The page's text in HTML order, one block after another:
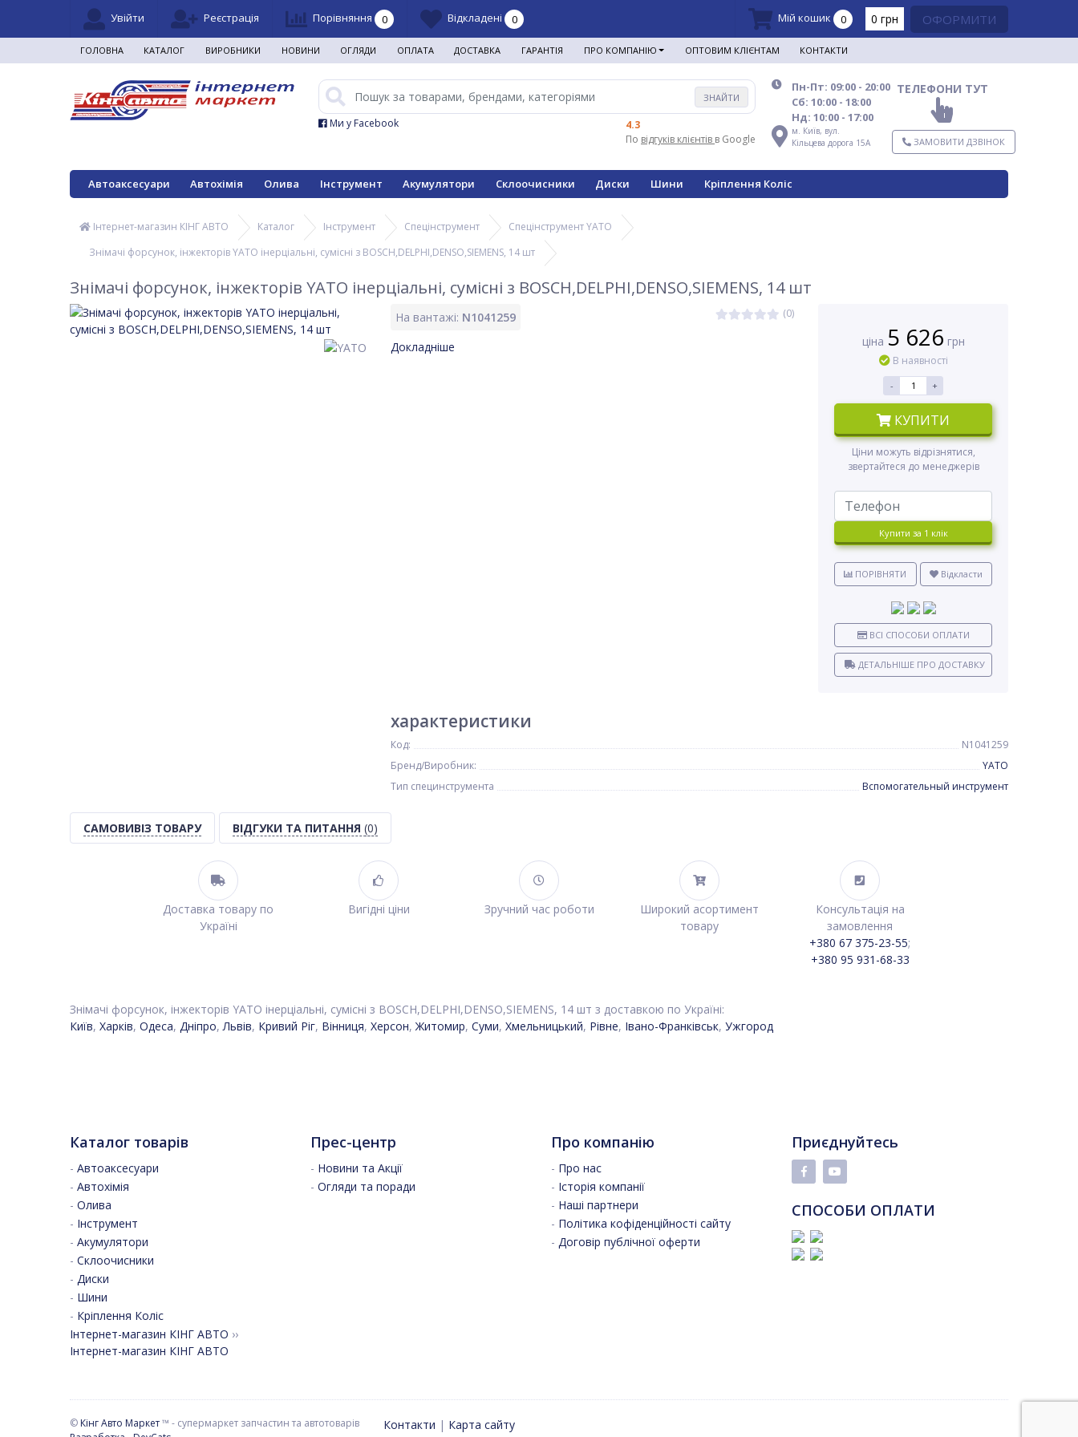
Увійти Реєстрація Порівняння 0 Відкладені 0 Мій кошик 0 0 грн ОФОРМИТИ
ГОЛОВНА КАТАЛОГ ВИРОБНИКИ НОВИНИ ОГЛЯДИ ОПЛАТА ДОСТАВКА ГАРАНТІЯ ПРО КОМПАНІЮ ОПТОВИМ КЛІЄНТАМ КОНТАКТИ
ЗНАЙТИ
4.3
По відгуків клієнтів в Google
Ми у Facebook
Пн-Пт: 09:00 - 20:00
Сб: 10:00 - 18:00
Нд: 10:00 - 17:00
м. Київ, вул.
Кільцева дорога 15А
ТЕЛЕФОНИ ТУТ
ЗАМОВИТИ ДЗВІНОК
Автоаксесуари Автохімія Олива Інструмент Акумулятори Склоочисники Диски Шини Кріплення Коліс
Інтернет-магазин КІНГ АВТО Каталог Інструмент Спецінструмент
Спецінструмент YATO
Знімачі форсунок, інжекторів YATO інерціальні, сумісні з BOSCH,DELPHI,DENSO,SIEMENS, 14 шт
Знімачі форсунок, інжекторів YATO інерціальні, сумісні з BOSCH,DELPHI,DENSO,SIEMENS, 14 шт
На вантажі: N1041259 (0)
Докладніше ціна 5 626 грн
В наявності
- +
КУПИТИ
Ціни можуть відрізнятися,
звертайтеся до менеджерів
Купити за 1 клiк
ПОРІВНЯТИ Відкласти
ВСІ СПОСОБИ ОПЛАТИ
ДЕТАЛЬНІШЕ ПРО ДОСТАВКУ
характеристики
Код:
N1041259
Бренд/Виробник:
YATO
Тип специнструмента
Вспомогательный инструмент
САМОВИВІЗ ТОВАРУ ВІДГУКИ ТА ПИТАННЯ (0)
Доставка товару по
Україні
Вигідні ціни Зручний час роботи
Широкий асортимент
товару
Консультація на
замовлення
+380 67 375-23-55;
+380 95 931-68-33
Знімачі форсунок, інжекторів YATO інерціальні, сумісні з BOSCH,DELPHI,DENSO,SIEMENS, 14 шт з доставкою по Україні:
Київ, Харків, Одеса, Дніпро,Львів, Кривий Ріг, Вінниця, Херсон,Житомир, Суми, Хмельницький, Рівне, Івано-Франківськ, Ужгород
Каталог товарів
- Автоаксесуари
- Автохімія
- Олива
- Інструмент
- Акумулятори
- Склоочисники
- Диски
- Шини
- Кріплення Коліс
Інтернет-магазин КІНГ АВТО ››
Інтернет-магазин КІНГ АВТО
Прес-центр
- Новини та Акції
- Огляди та поради
Про компанію
- Про нас
- Історія компанії
- Наші партнери
- Політика кофіденційності сайту
- Договір публічної оферти
Приєднуйтесь
СПОСОБИ ОПЛАТИ
© Кінг Авто Маркет™ - супермаркет запчастин та автотоварів
Контакти | Карта сайту